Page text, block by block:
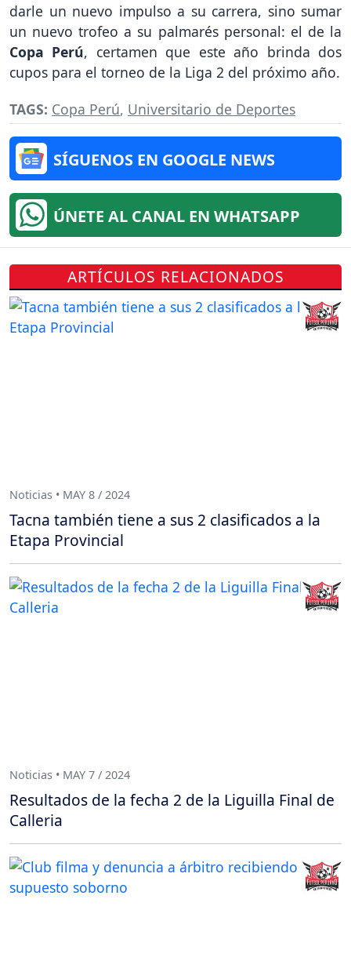
darle un nuevo impulso a su carrera, sino sumar
un nuevo trofeo a su palmarés personal: el de la
Copa Perú, certamen que este año brinda dos
cupos para el torneo de la Liga 2 del próximo año.
TAGS: Copa Perú, Universitario de Deportes
SÍGUENOS EN GOOGLE NEWS
ÚNETE AL CANAL EN WHATSAPP
ARTÍCULOS RELACIONADOS
Noticias • MAY 8 / 2024
Tacna también tiene a sus 2 clasificados a la
Etapa Provincial
Noticias • MAY 7 / 2024
Resultados de la fecha 2 de la Liguilla Final de
Calleria